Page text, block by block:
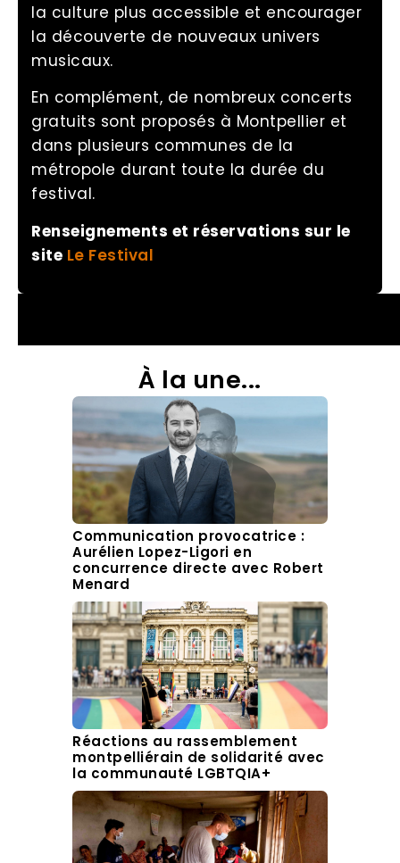
la culture plus accessible et encourager
la découverte de nouveaux univers
musicaux.
En complément, de nombreux concerts
gratuits sont proposés à Montpellier et
dans plusieurs communes de la
métropole durant toute la durée du
festival.
Renseignements et réservations sur le
site Le Festival
À la une...
Communication provocatrice :
Aurélien Lopez-Ligori en
concurrence directe avec Robert
Menard
Réactions au rassemblement
montpelliérain de solidarité avec
la communauté LGBTQIA+